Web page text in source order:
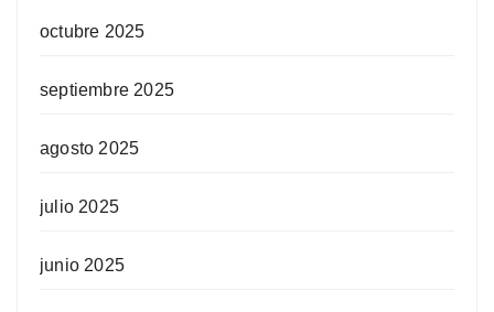
octubre 2025
septiembre 2025
agosto 2025
julio 2025
junio 2025